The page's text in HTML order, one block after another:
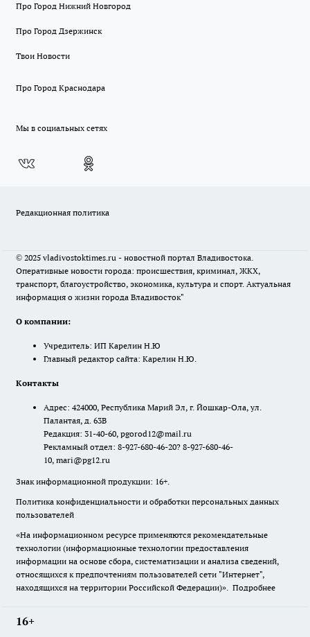
Про Город Нижний Новгород
Про Город Дзержинск
Твои Новости
Про Город Краснодара
Мы в социальных сетях
Редакционная политика
© 2025 vladivostoktimes.ru - новостной портал Владивостока.
Оперативные новости города: происшествия, криминал, ЖКХ,
транспорт, благоустройство, экономика, культура и спорт. Актуальная
информация о жизни города Владивосток"
О компании:
Учредитель: ИП Карелин Н.Ю
Главный редактор сайта: Карелин Н.Ю.
Контакты
Адрес: 424000, Республика Марий Эл, г. Йошкар-Ола, ул.
Палантая, д. 63В
Редакция: 31-40-60, pgorod12@mail.ru
Рекламный отдел: 8-927-680-46-20? 8-927-680-46-
10, mari@pg12.ru
Знак информационной продукции: 16+.
Политика конфиденциальности и обработки персональных данных
пользователей
«На информационном ресурсе применяются рекомендательные
технологии (информационные технологии предоставления
информации на основе сбора, систематизации и анализа сведений,
относящихся к предпочтениям пользователей сети "Интернет",
находящихся на территории Российской Федерации)». Подробнее
16+